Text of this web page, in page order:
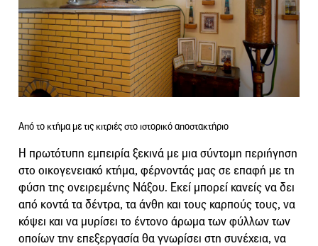
Από το κτήμα με τις κιτριές στο ιστορικό αποστακτήριο
Η πρωτότυπη εμπειρία ξεκινά με μια σύντομη περιήγηση
στο οικογενειακό κτήμα, φέρνοντάς μας σε επαφή με τη
φύση της ονειρεμένης Νάξου. Εκεί μπορεί κανείς να δει
από κοντά τα δέντρα, τα άνθη και τους καρπούς τους, να
κόψει και να μυρίσει το έντονο άρωμα των φύλλων των
οποίων την επεξεργασία θα γνωρίσει στη συνέχεια, να